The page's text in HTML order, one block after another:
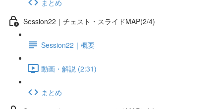
まとめ
Session22｜チェスト・スライドMAP(2/4)
Session22｜概要
動画・解説 (2:31)
まとめ